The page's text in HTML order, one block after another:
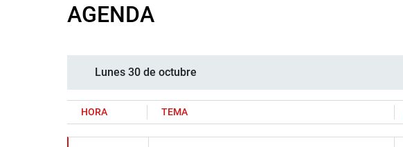
AGENDA
Lunes 30 de octubre
HORA TEMA